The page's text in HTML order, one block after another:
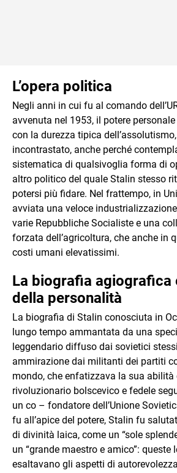
L’opera politica
Negli anni in cui fu al comando
avvenuta nel 1953, il potere
con la durezza tipica
incontrastato, anche perché
sistematica di qualsivoglia forma di
altro politico del quale Stalin stesso
potersi più fidare. Nel frattempo, in
avviata una veloce
varie Repubbliche Socialiste e una
forzata dell’agricoltura, che anche in
costi umani elevatissimi.
La biografia agiografica
della personalità
La biografia di Stalin conosciuta in
lungo tempo ammantata da una
leggendario diffuso dai sovietici
ammirazione dai militanti dei partiti
mondo, che enfatizzava la sua abilità
rivoluzionario bolscevico e fedele
un co – fondatore dell’Unione
fu all’apice del potere, Stalin fu
di divinità laica, come un “sole
un “grande maestro e amico”: queste
esaltavano gli aspetti di